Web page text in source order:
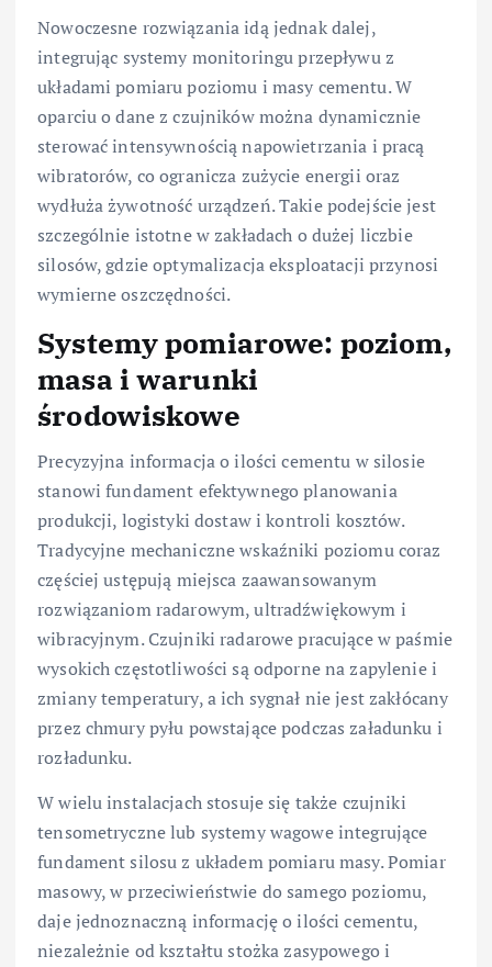
Nowoczesne rozwiązania idą jednak dalej,
integrując systemy monitoringu przepływu z
układami pomiaru poziomu i masy cementu. W
oparciu o dane z czujników można dynamicznie
sterować intensywnością napowietrzania i pracą
wibratorów, co ogranicza zużycie energii oraz
wydłuża żywotność urządzeń. Takie podejście jest
szczególnie istotne w zakładach o dużej liczbie
silosów, gdzie optymalizacja eksploatacji przynosi
wymierne oszczędności.
Systemy pomiarowe: poziom,
masa i warunki
środowiskowe
Precyzyjna informacja o ilości cementu w silosie
stanowi fundament efektywnego planowania
produkcji, logistyki dostaw i kontroli kosztów.
Tradycyjne mechaniczne wskaźniki poziomu coraz
częściej ustępują miejsca zaawansowanym
rozwiązaniom radarowym, ultradźwiękowym i
wibracyjnym. Czujniki radarowe pracujące w paśmie
wysokich częstotliwości są odporne na zapylenie i
zmiany temperatury, a ich sygnał nie jest zakłócany
przez chmury pyłu powstające podczas załadunku i
rozładunku.
W wielu instalacjach stosuje się także czujniki
tensometryczne lub systemy wagowe integrujące
fundament silosu z układem pomiaru masy. Pomiar
masowy, w przeciwieństwie do samego poziomu,
daje jednoznaczną informację o ilości cementu,
niezależnie od kształtu stożka zasypowego i